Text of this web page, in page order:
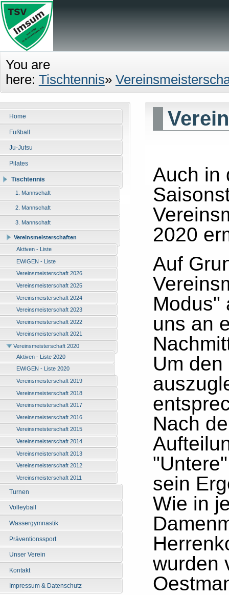
You are
here: Tischtennis»
Home
Fußball
Ju-Jutsu
Pilates
Tischtennis
1. Mannschaft
2. Mannschaft
3. Mannschaft
Vereinsmeisterschaften
Aktiven - Liste
EWIGEN - Liste
Vereinsmeisterschaft 2026
Vereinsmeisterschaft 2025
Vereinsmeisterschaft 2024
Vereinsmeisterschaft 2023
Vereinsmeisterschaft 2022
Vereinsmeisterschaft 2021
Vereinsmeisterschaft 2020
Aktiven - Liste 2020
EWIGEN - Liste 2020
Vereinsmeisterschaft 2019
Vereinsmeisterschaft 2018
Vereinsmeisterschaft 2017
Vereinsmeisterschaft 2016
Vereinsmeisterschaft 2015
Vereinsmeisterschaft 2014
Vereinsmeisterschaft 2013
Vereinsmeisterschaft 2012
Vereinsmeisterschaft 2011
Turnen
Volleyball
Wassergymnastik
Präventionssport
Unser Verein
Kontakt
Impressum & Datenschutz
Auch in
2020
Auf
Modus"
uns an
Um
Nach
sein
Wie in
wurden